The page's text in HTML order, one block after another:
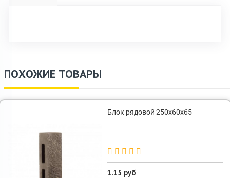
ПОХОЖИЕ ТОВАРЫ
Блок рядовой 250х60х65
1.15 руб